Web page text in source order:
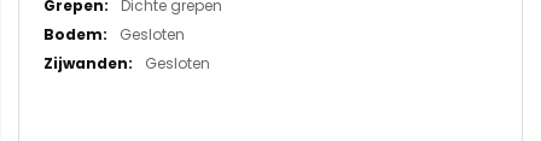
Dichte grepen
Gesloten
Gesloten